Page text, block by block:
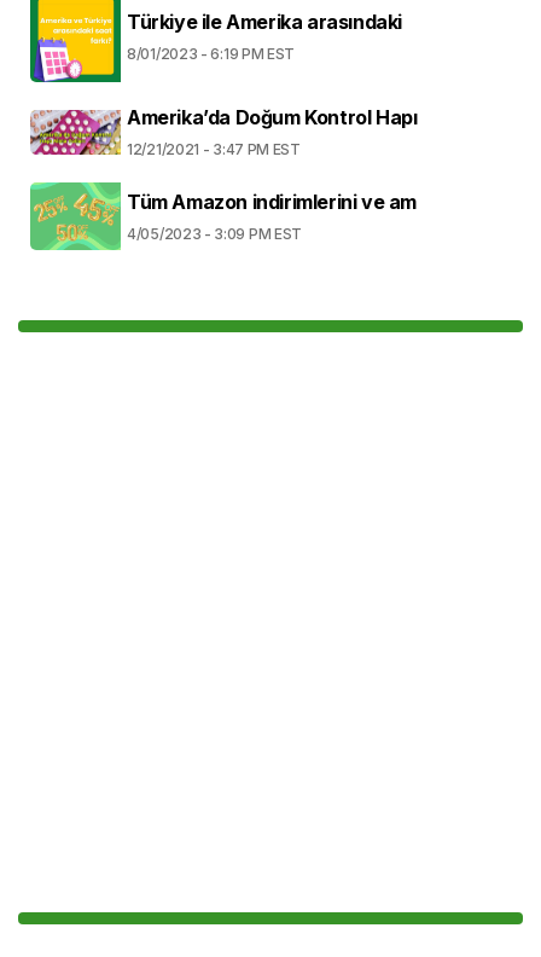
Türkiye ile Amerika arasındaki
8/01/2023 - 6:19 PM EST
Amerika’da Doğum Kontrol Hapı
12/21/2021 - 3:47 PM EST
Tüm Amazon indirimlerini ve am
4/05/2023 - 3:09 PM EST